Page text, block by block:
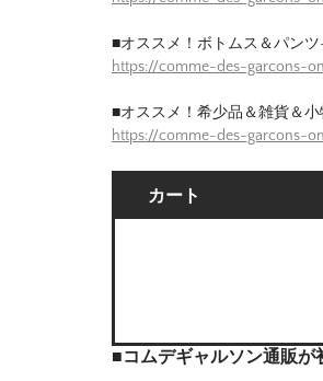
■オススメ！ボトムス＆パン
https://comme-des-garcons-
■オススメ！希少品＆雑貨＆
https://comme-des-garcons-
カート
■コムデギャルソン通販が